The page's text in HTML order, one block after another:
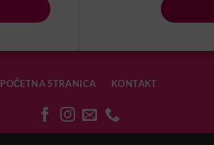
POČETNA STRANICA KONTAKT